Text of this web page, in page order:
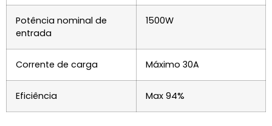
Potência nominal de
entrada
1500W
Corrente de carga Máximo 30A
Eficiência Max 94%